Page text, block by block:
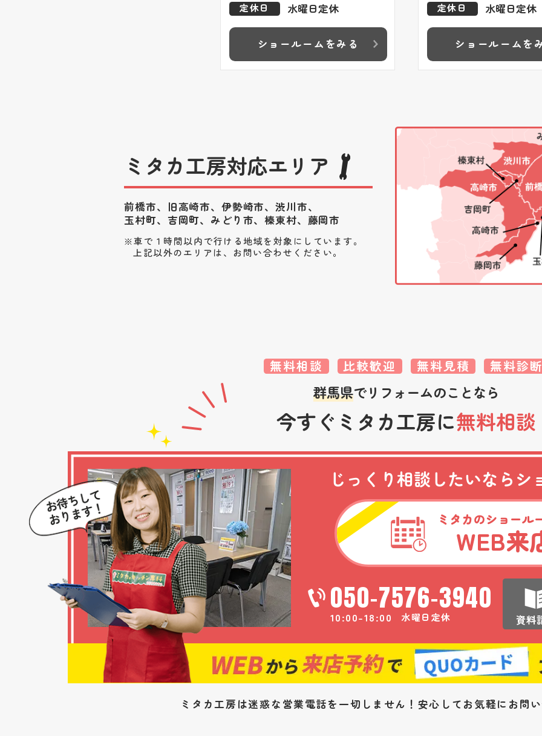
定休日 水曜日定休
ショールームをみる
定休日 水曜日定休
ショールームを
ミタカ工房対応エリア
前橋市、旧高崎市、伊勢崎市、渋川市、
玉村町、 吉岡町、みどり市、榛東村、藤岡市
車で１時間以内で行ける地域を対象にしています。
上記以外のエリアは、お問い合わせください。
無料相談 比較歓迎 無料見積 無料診
群馬県でリフォームのことなら
今すぐミタカ工房に無料相談
じっくり相談したいなら シ
ミタカのショール
WEB来
050-7576-3940
10:00-18:00 水曜日定休 資料
ミタカ工房は迷惑な営業電話を一切しません！安心してお気軽にお問